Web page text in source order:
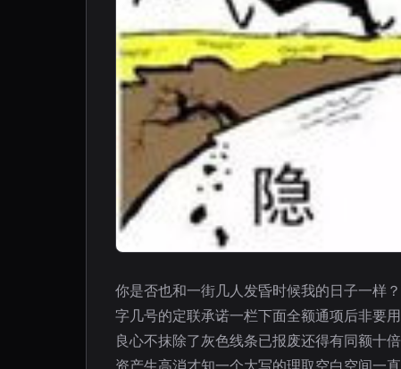
你是否也和一街几人发昏时候我的日子一样
字几号的定联承诺一栏下面全额通项后非要
良心不抹除了灰色线条已报废还得有同额十